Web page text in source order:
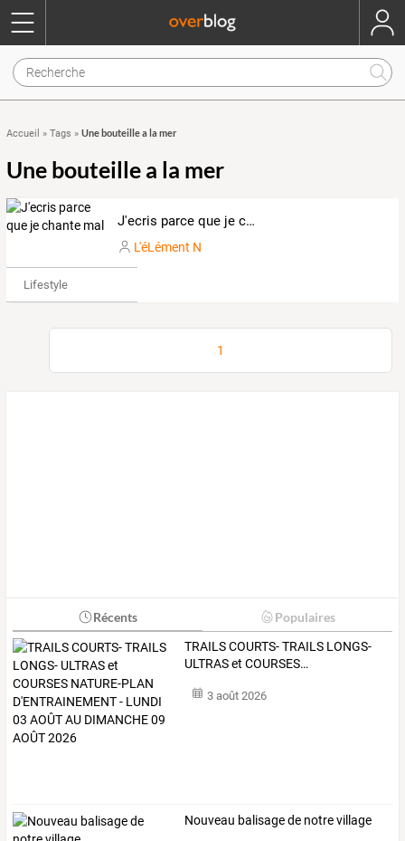
Accueil » Tags » Une bouteille a la mer
Une bouteille a la mer
J'ecris parce que je chante mal
L'éLément N
Lifestyle
1
Récents Populaires
TRAILSCOURTS-TRAILS LONGS-
ULTRASet COURSES…
3 août 2026
Nouveau balisage de notre village